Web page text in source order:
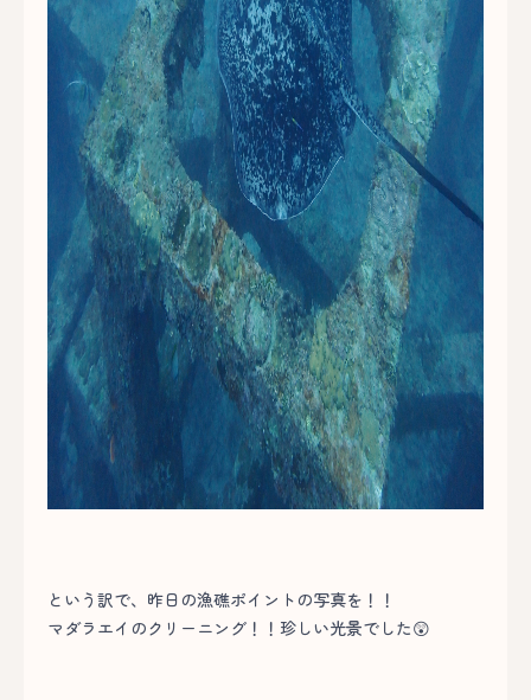
という訳で、昨日の漁礁ポイントの写真を！！
マダラエイのクリーニング！！珍しい光景でした😲